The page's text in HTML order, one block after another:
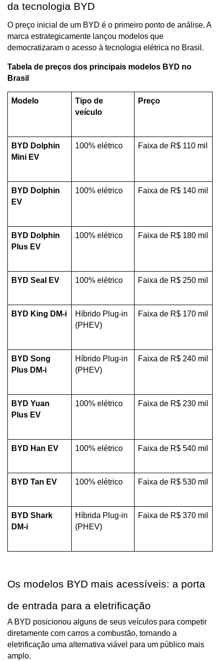
da tecnologia BYD
O preço inicial de um BYD é o primeiro ponto de análise. A
marca estrategicamente lançou modelos que
democratizaram o acesso à tecnologia elétrica no Brasil.
Tabela de preços dos principais modelos BYD no
Brasil
Modelo
Tipo de
veículo
Preço
BYD Dolphin
Mini EV
100% elétrico Faixa de R$ 110 mil
BYD Dolphin
EV
100% elétrico Faixa de R$ 140 mil
BYD Dolphin
Plus EV
100% elétrico Faixa de R$ 180 mil
BYD Seal EV 100% elétrico Faixa de R$ 250 mil
BYD King DM-i
Híbrido Plug-in
(PHEV)
Faixa de R$ 170 mil
BYD Song
Plus DM-i
Híbrido Plug-in
(PHEV)
Faixa de R$ 240 mil
BYD Yuan
Plus EV
100% elétrico Faixa de R$ 230 mil
BYD Han EV 100% elétrico Faixa de R$ 540 mil
BYD Tan EV 100% elétrico Faixa de R$ 530 mil
BYD Shark
DM-i
Híbrida Plug-in
(PHEV)
Faixa de R$ 370 mil
Os modelos BYD mais acessíveis: a porta
de entrada para a eletrificação
A BYD posicionou alguns de seus veículos para competir
diretamente com carros a combustão, tornando a
eletrificação uma alternativa viável para um público mais
amplo.